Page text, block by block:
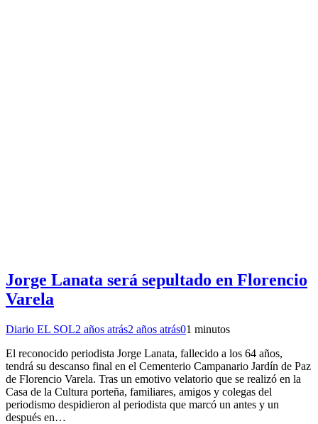
Jorge Lanata será sepultado en Florencio
Varela
Diario EL SOL2 años atrás2 años atrás01 minutos
El reconocido periodista Jorge Lanata, fallecido a los 64 años,
tendrá su descanso final en el Cementerio Campanario Jardín de Paz
de Florencio Varela. Tras un emotivo velatorio que se realizó en la
Casa de la Cultura porteña, familiares, amigos y colegas del
periodismo despidieron al periodista que marcó un antes y un
después en…